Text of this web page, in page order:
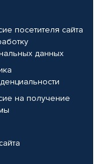
посетителя сайта
данных
на получение